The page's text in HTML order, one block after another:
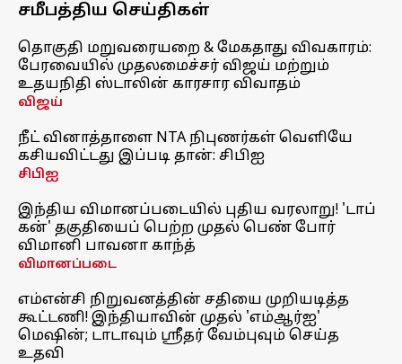
சமீபத்திய செய்திகள்
தொகுதி மறுவரையறை & மேகதாது விவகாரம்:
பேரவையில் முதலமைச்சர் விஜய் மற்றும்
உதயநிதி ஸ்டாலின் காரசார விவாதம்
விஜய்
நீட் வினாத்தாளை NTA நிபுணர்கள் வெளியே
கசியவிட்டது இப்படி தான்: சிபிஐ
சிபிஐ
இந்திய விமானப்படையில் புதிய வரலாறு! 'டாப்
கன்' தகுதியைப் பெற்ற முதல் பெண் போர்
விமானி பாவனா காந்த்
விமானப்படை
எம்என்சி நிறுவனத்தின் சதியை முறியடித்த
கூட்டணி! இந்தியாவின் முதல் 'எம்ஆர்ஐ'
மெஷின்; டாடாவும் ஸ்ரீதர் வேம்புவும் செய்த
உதவி